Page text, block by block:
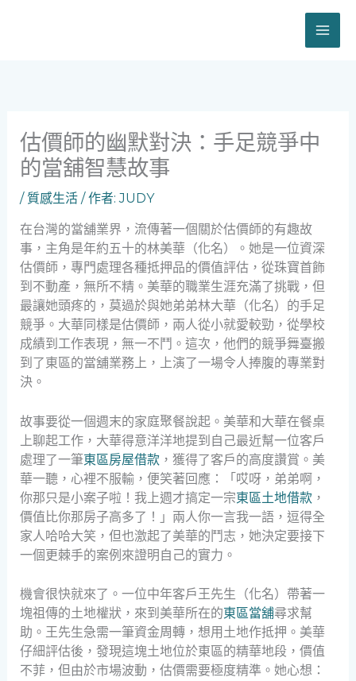
估價師的幽默對決：手足競爭中
的當舖智慧故事
/ 質感生活/ 作者:JUDY
在台灣的當舖業界，流傳著一個關於估價師的有趣故
事，主角是年約五十的林美華（化名）。她是一位資深
估價師，專門處理各種抵押品的價值評估，從珠寶首飾
到不動產，無所不精。美華的職業生涯充滿了挑戰，但
最讓她頭疼的，莫過於與她弟弟林大華（化名）的手足
競爭。大華同樣是估價師，兩人從小就愛較勁，從學校
成績到工作表現，無一不鬥。這次，他們的競爭舞臺搬
到了東區的當舖業務上，上演了一場令人捧腹的專業對
決。
故事要從一個週末的家庭聚餐說起。美華和大華在餐桌
上聊起工作，大華得意洋洋地提到自己最近幫一位客戶
處理了一筆東區房屋借款，獲得了客戶的高度讚賞。美
華一聽，心裡不服輸，便笑著回應：「哎呀，弟弟啊，
你那只是小案子啦！我上週才搞定一宗東區土地借款，
價值比你那房子高多了！」兩人你一言我一語，逗得全
家人哈哈大笑，但也激起了美華的鬥志，她決定要接下
一個更棘手的案例來證明自己的實力。
機會很快就來了。一位中年客戶王先生（化名）帶著一
塊祖傳的土地權狀，來到美華所在的東區當舖尋求幫
助。王先生急需一筆資金周轉，想用土地作抵押。美華
仔細評估後，發現這塊土地位於東區的精華地段，價值
不菲，但由於市場波動，估價需要極度精準。她心想：